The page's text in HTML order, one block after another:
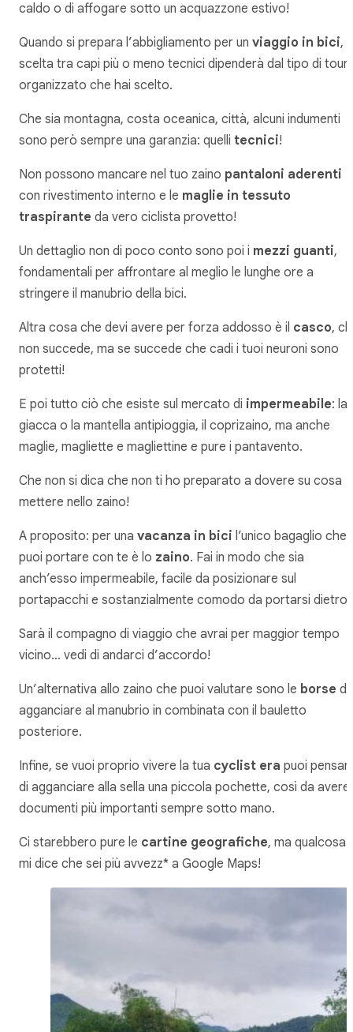
caldo o di affogare sotto un acquazzone estivo!
Quando si prepara l’abbigliamento per un viaggio in bici,
scelta tra capi più o meno tecnici dipenderà dal tipo di tour
organizzato che hai scelto.
Che sia montagna, costa oceanica, città, alcuni indumenti
sono però sempre una garanzia: quelli tecnici!
Non possono mancare nel tuo zaino pantaloni aderenti
con rivestimento interno e le maglie in tessuto
traspirante da vero ciclista provetto!
Un dettaglio non di poco conto sono poi i mezzi guanti,
fondamentali per affrontare al meglio le lunghe ore a
stringere il manubrio della bici.
Altra cosa che devi avere per forza addosso è il casco,
non succede, ma se succede che cadi i tuoi neuroni sono
protetti!
E poi tutto ciò che esiste sul mercato di impermeabile: la
giacca o la mantella antipioggia, il coprizaino, ma anche
maglie, magliette e magliettine e pure i pantavento.
Che non si dica che non ti ho preparato a dovere su cosa
mettere nello zaino!
A proposito: per una vacanza in bici l’unico bagaglio che
puoi portare con te è lo zaino. Fai in modo che sia
anch’esso impermeabile, facile da posizionare sul
portapacchi e sostanzialmente comodo da portarsi dietro!
Sarà il compagno di viaggio che avrai per maggior tempo
vicino… vedi di andarci d’accordo!
Un’alternativa allo zaino che puoi valutare sono le borse da
agganciare al manubrio in combinata con il bauletto
posteriore.
Infine, se vuoi proprio vivere la tua cyclist era puoi
di agganciare alla sella una piccola pochette, così da avere
documenti più importanti sempre sotto mano.
Ci starebbero pure le cartine geografiche, ma qualcosa
mi dice che sei più avvezz* a Google Maps!